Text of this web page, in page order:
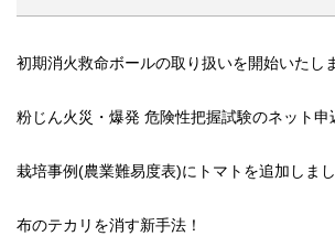
初期消火救命ボールの取り扱いを開始いたし
粉じん火災・爆発 危険性把握試験のネット申
栽培事例(農業難易度表)にトマトを追加しまし
布のテカリを消す新手法！